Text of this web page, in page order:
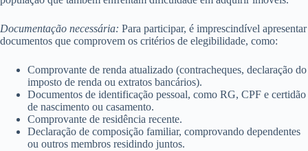
Documentação necessária: Para participar, é imprescindível apresentar
documentos que comprovem os critérios de elegibilidade, como:
Comprovante de renda atualizado (contracheques, declaração do
imposto de renda ou extratos bancários).
Documentos de identificação pessoal, como RG, CPF e certidão
de nascimento ou casamento.
Comprovante de residência recente.
Declaração de composição familiar, comprovando dependentes
ou outros membros residindo juntos.